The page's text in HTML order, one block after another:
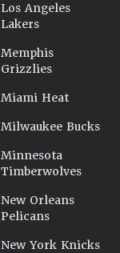
Los Angeles
Lakers
Memphis
Grizzlies
Miami Heat
Milwaukee Bucks
Minnesota
Timberwolves
New Orleans
Pelicans
New York Knicks